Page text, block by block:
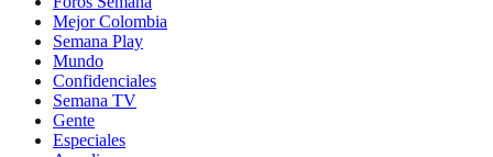
Mejor Colombia
Semana Play
Mundo
Confidenciales
Semana TV
Gente
Especiales